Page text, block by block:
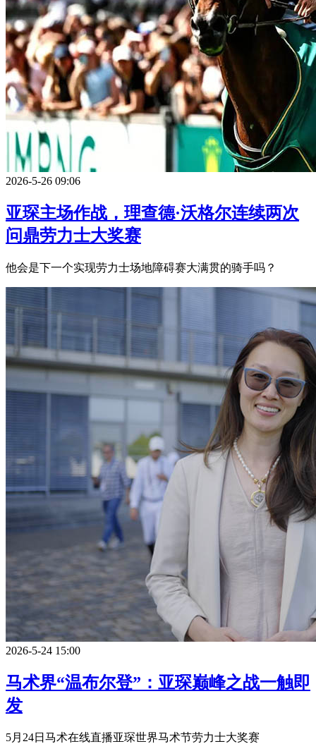
2026-5-26 09:06
亚琛主场作战，理查德·沃格尔连续两次
问鼎劳力士大奖赛
他会是下一个实现劳力士场地障碍赛大满贯的骑手吗？
2026-5-24 15:00
马术界“温布尔登”：亚琛巅峰之战一触即
发
5月24日马术在线直播亚琛世界马术节劳力士大奖赛